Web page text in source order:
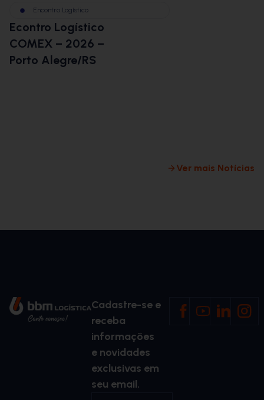
Ver mais Notícias
Encontro Logístico
Econtro Logístico
COMEX – 2026 –
Porto Alegre/RS
Cadastre-se e
receba
informações
e novidades
exclusivas em
seu email.